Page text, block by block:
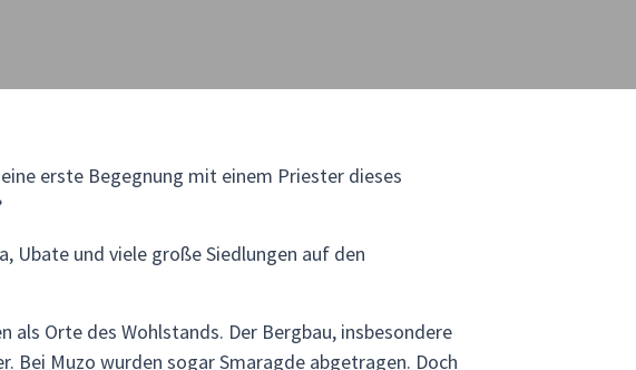
erste Begegnung mit einem Priester dieses
Ubate und viele große Siedlungen auf den
als Orte des Wohlstands. Der Bergbau, insbesondere
Bei Muzo wurden sogar Smaragde abgetragen. Doch